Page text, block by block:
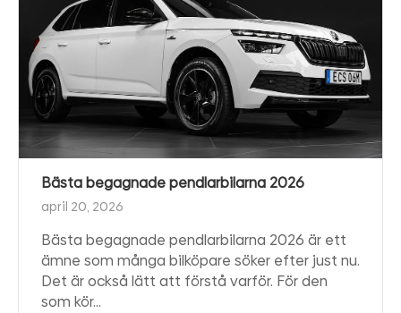
Bästa begagnade pendlarbilarna 2026
april 20, 2026
Bästa begagnade pendlarbilarna 2026 är ett
ämne som många bilköpare söker efter just nu.
Det är också lätt att förstå varför. För den
som kör…